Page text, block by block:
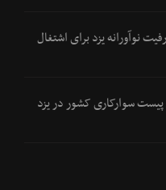
نوآورانه یزد برای اشتغال
پیست سوارکاری کشور در یزد